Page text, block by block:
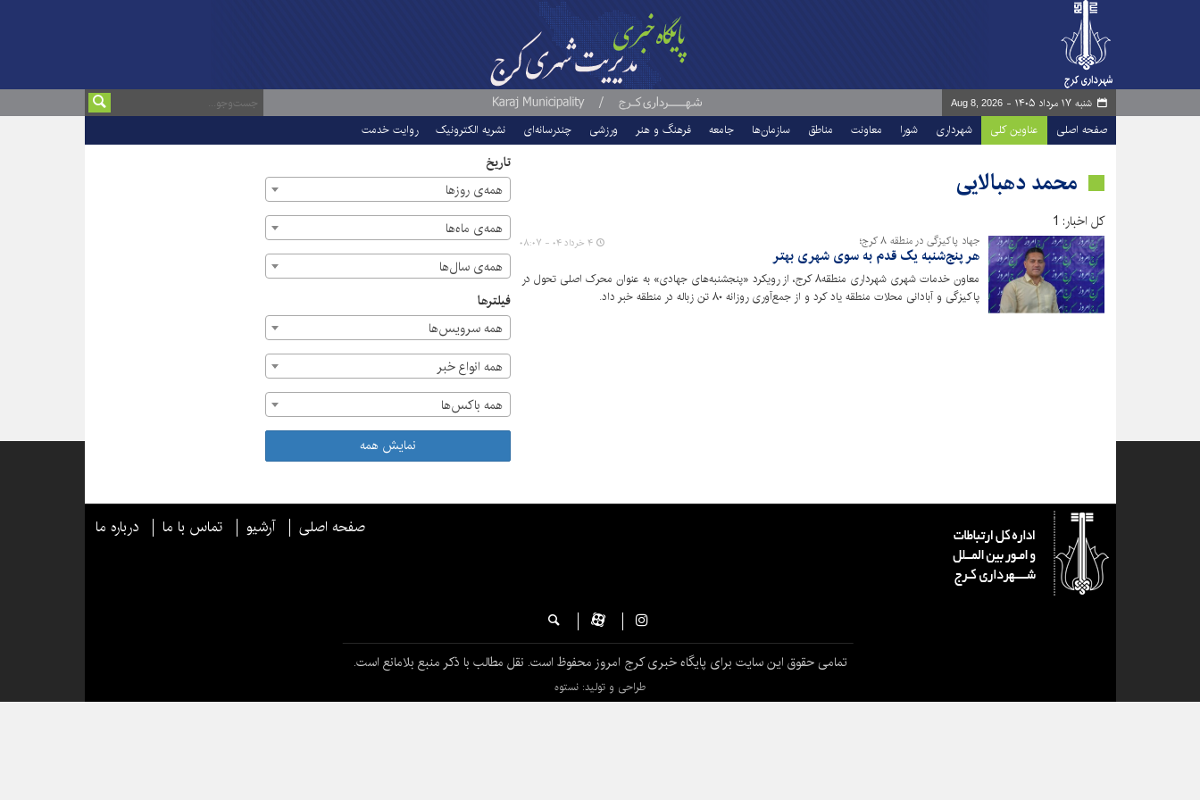
شنبه ۱۷ مرداد ۱۴۰۵ - Aug 8, 2026
صفحه اصلی عناوین کلی شهرداری شورا معاونت مناطق سازمان‌ها جامعه فرهنگ و هنر ورزشی چندرسانه‌ای نشریه الکترونیک روایت خدمت
محمد دهبالایی
کل اخبار: 1
جهاد پاکیزگی در منطقه ۸ کرج؛
هر پنج‌شنبه یک قدم به سوی شهری بهتر
معاون خدمات شهری شهرداری منطقه۸ کرج، از رویکرد «پنجشنبه‌های جهادی» به عنوان محرک اصلی تحول در
پاکیزگی و آبادانی محلات منطقه یاد کرد و از جمع‌آوری روزانه ۸۰ تن زباله در منطقه خبر داد.
۴ خرداد ۰۴ - ۰۸:۰۷
تاریخ
همه‌ی روزها
همه‌ی ماه‌ها
همه‌ی سال‌ها
فیلترها
همه سرویس‌ها
همه انواع خبر
همه باکس‌ها
نمایش همه
صفحه اصلی آرشیو تماس با ما درباره ما
تمامی حقوق این سایت برای پایگاه خبری کرج امروز محفوظ است. نقل مطالب با ذکر منبع بلامانع است.
طراحی و تولید: نستوه